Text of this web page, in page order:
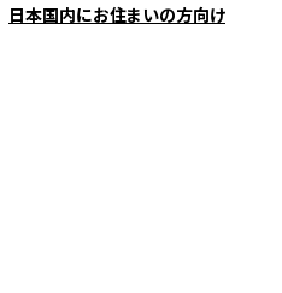
日本国内にお住まいの方向け